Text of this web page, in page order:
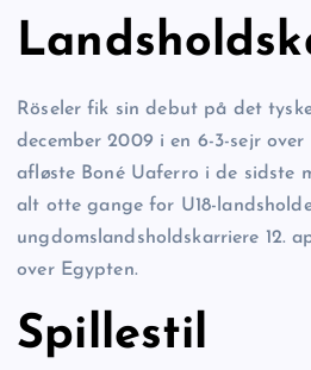
Röseler fik sin debut på det
december 2009 i en 6-3-sejr
afløste Boné Uaferro i de sidste
alt otte gange for U18-
ungdomslandsholdskarriere 12.
over Egypten.
Spillestil